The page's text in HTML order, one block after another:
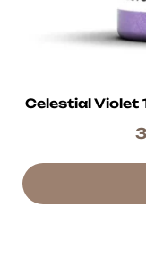
Celestial Violet